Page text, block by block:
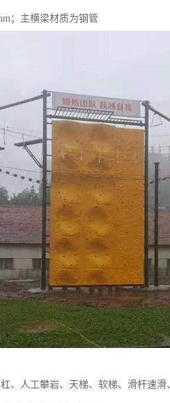
；主横梁材质为钢管
、人工攀岩、天梯、软梯、滑杆速